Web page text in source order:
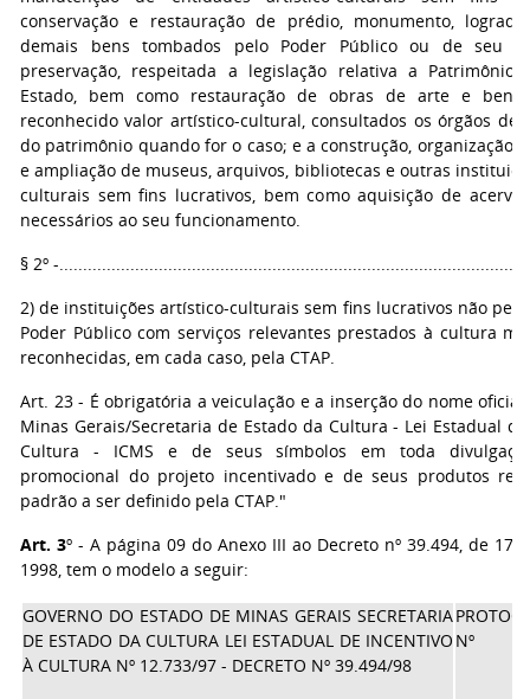
conservação e restauração de prédio, monumento,
demais bens tombados pelo Poder Público ou de seu
preservação, respeitada a legislação relativa a Patrimônio
Estado, bem como restauração de obras de arte e bens
reconhecido valor artístico-cultural, consultados os órgãos de
do patrimônio quando for o caso; e a construção, organização,
e ampliação de museus, arquivos, bibliotecas e outras
culturais sem fins lucrativos, bem como aquisição de
necessários ao seu funcionamento.
§ 2º -
2) de instituições artístico-culturais sem fins lucrativos não
Poder Público com serviços relevantes prestados à cultura
reconhecidas, em cada caso, pela CTAP.
Art. 23 - É obrigatória a veiculação e a inserção do nome oficial
Minas Gerais/Secretaria de Estado da Cultura - Lei Estadual
Cultura - ICMS e de seus símbolos em toda
promocional do projeto incentivado e de seus produtos
padrão a ser definido pela CTAP."
Art. 3º - A página 09 do Anexo III ao Decreto nº 39.494, de 17
1998, tem o modelo a seguir:
GOVERNO DO ESTADO DE MINAS GERAIS SECRETARIA
DE ESTADO DA CULTURA LEI ESTADUAL DE INCENTIVO
À CULTURA Nº 12.733/97 - DECRETO Nº 39.494/98
Nº